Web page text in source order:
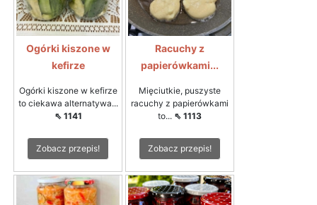
Ogórki kiszone w
kefirze
Ogórki kiszone w kefirze
to ciekawa alternatywa...
⇖ 1141
Zobacz przepis!
Racuchy z
papierówkami...
Mięciutkie, puszyste
racuchy z papierówkami
to... ⇖ 1113
Zobacz przepis!